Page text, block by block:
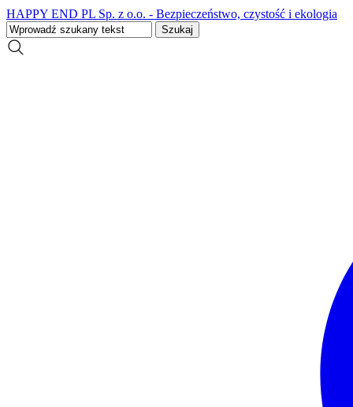
HAPPY END PL Sp. z o.o. - Bezpieczeństwo, czystość i ekologia